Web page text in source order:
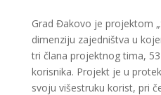
Grad Đakovo je projektom
dimenziju zajedništva u
tri člana projektnog tima,
korisnika. Projekt je u
svoju višestruku korist, pri